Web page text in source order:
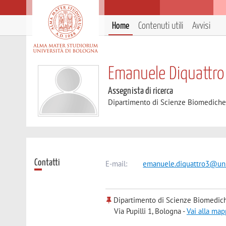
Home Contenuti utili Avvisi
Emanuele Diquattro
Assegnista di ricerca
Dipartimento di Scienze
Contatti E-mail:
Dipartimento di Scienze
Via Pupilli 1, Bologna -Vai alla